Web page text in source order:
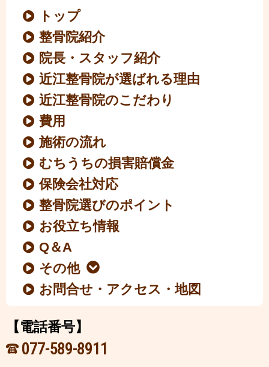
トップ
整骨院紹介
院長・スタッフ紹介
近江整骨院が選ばれる理由
近江整骨院のこだわり
費用
施術の流れ
むちうちの損害賠償金
保険会社対応
整骨院選びのポイント
お役立ち情報
Q＆A
その他
お問合せ・アクセス・地図
【電話番号】
077-589-8911